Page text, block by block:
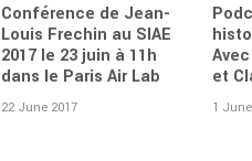
Conférence de Jean-
Louis Frechin au SIAE
2017 le 23 juin à 11h
dans le Paris Air Lab
22 June 2017
et
1